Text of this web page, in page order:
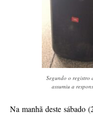
Segundo o registro
assumiu a
Na manhã deste sábado